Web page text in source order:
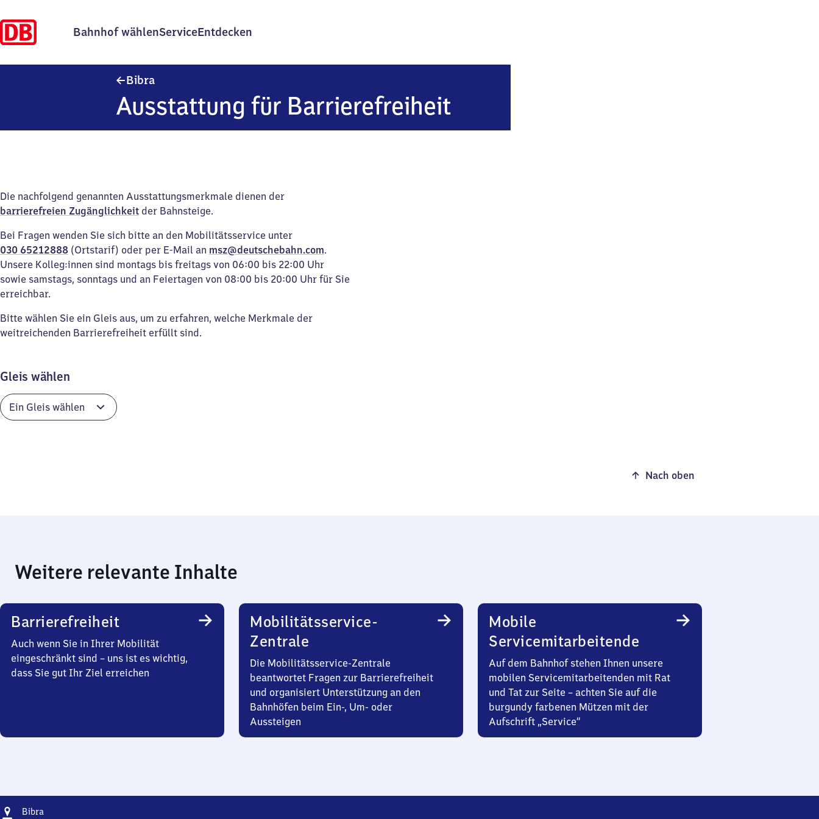
Bahnhof wählenServiceEntdecken
Bibra
Ausstattung für Barrierefreiheit
Die nachfolgend genannten Ausstattungsmerkmale dienen der
barrierefreien Zugänglichkeit der Bahnsteige.
Bei Fragen wenden Sie sich bitte an den Mobilitätsservice unter
030 65212888 (Ortstarif) oder per E-Mail an msz@deutschebahn.com.
Unsere Kolleg:innen sind montags bis freitags von 06:00 bis 22:00 Uhr
sowie samstags, sonntags und an Feiertagen von 08:00 bis 20:00 Uhr für Sie
erreichbar.
Bitte wählen Sie ein Gleis aus, um zu erfahren, welche Merkmale der
weitreichenden Barrierefreiheit erfüllt sind.
Gleis wählen
Nach oben
Weitere relevante Inhalte
Barrierefreiheit
Auch wenn Sie in Ihrer Mobilität
eingeschränkt sind – uns ist es wichtig,
dass Sie gut Ihr Ziel erreichen
Mobilitätsservice-
Zentrale
Die Mobilitätsservice-Zentrale
beantwortet Fragen zur Barrierefreiheit
und organisiert Unterstützung an den
Bahnhöfen beim Ein-, Um- oder
Aussteigen
Mobile
Servicemitarbeitende
Auf dem Bahnhof stehen Ihnen unsere
mobilen Servicemitarbeitenden mit Rat
und Tat zur Seite – achten Sie auf die
burgundy farbenen Mützen mit der
Aufschrift „Service“
Adresse
Bibra